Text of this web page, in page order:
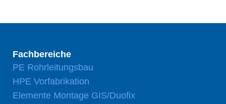
Fachbereiche
PE Rohrleitungsbau
HPE Vorfabrikation
Elemente Montage GIS/Duofix